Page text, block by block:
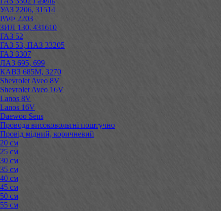
УАЗ 2206, 31514
РАФ 2203
ЗИЛ 130, 431610
ГАЗ 52
ГАЗ 53, ПАЗ 33205
ГАЗ 3307
ЛАЗ 695, 699
КАВЗ 685М, 3270
Shevrolet Aveo 8V
Shevrolet Aveo 16V
Lanos 8V
Lanos 16V
Daewoo Sens
Провода високовольтні поштучно
Провід мідний, коричневий
20 см
25 см
30 см
35 см
40 см
45 см
50 см
55 см